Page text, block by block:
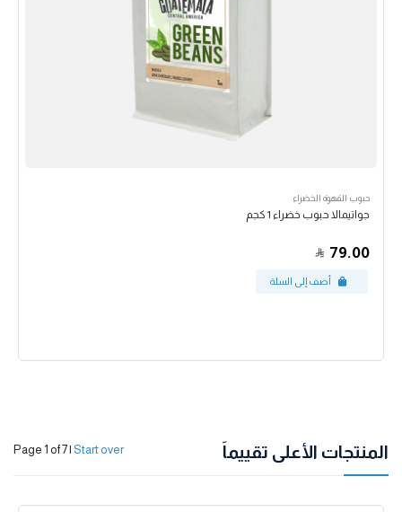
حبوب القهوة الخضراء
جواتيمالا حبوب خضراء 1 كجم
79.00
المنتجات الأعلى تقييماً Page 1 of 7| Start over